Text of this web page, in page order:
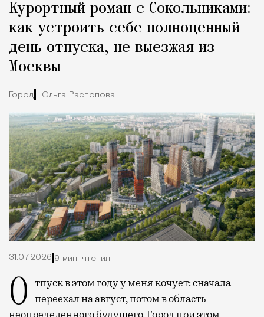
Курортный роман с Сокольниками:
как устроить себе полноценный
день отпуска, не выезжая из
Москвы
Город Ольга Распопова
31.07.2026 9 мин. чтения
Отпуск в этом году у меня кочует: сначала переехал на август, потом в область